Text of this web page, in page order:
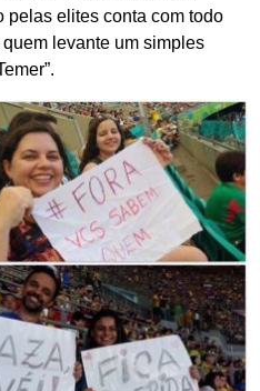
pelas elites conta com todo
levante um simples